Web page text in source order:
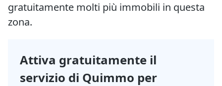
gratuitamente molti più immobili in questa
zona.
Attiva gratuitamente il
servizio di Quimmo per